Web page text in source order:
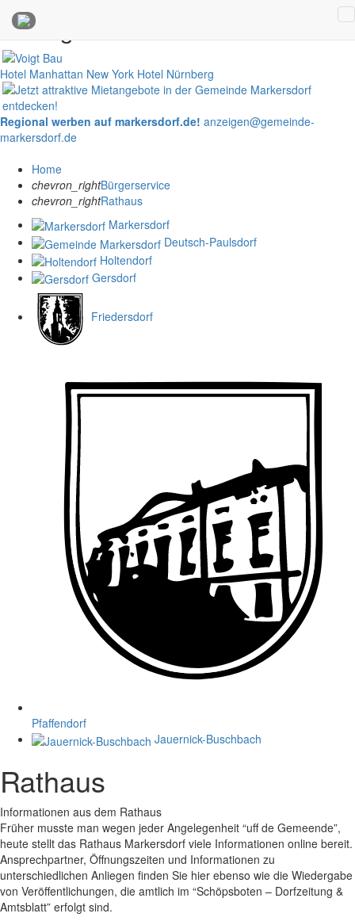
Anzeigen
Hotel Manhattan New York Hotel Nürnberg
Regional werben auf markersdorf.de! anzeigen@gemeinde-
markersdorf.de
Home
chevron_rightBürgerservice
chevron_rightRathaus
Markersdorf
Deutsch-Paulsdorf
Holtendorf
Gersdorf
Friedersdorf
Pfaffendorf
Jauernick-Buschbach
Rathaus
Informationen aus dem Rathaus
Früher musste man wegen jeder Angelegenheit “uff de Gemeende”,
heute stellt das Rathaus Markersdorf viele Informationen online bereit.
Ansprechpartner, Öffnungszeiten und Informationen zu
unterschiedlichen Anliegen finden Sie hier ebenso wie die Wiedergabe
von Veröffentlichungen, die amtlich im “Schöpsboten – Dorfzeitung &
Amtsblatt” erfolgt sind.